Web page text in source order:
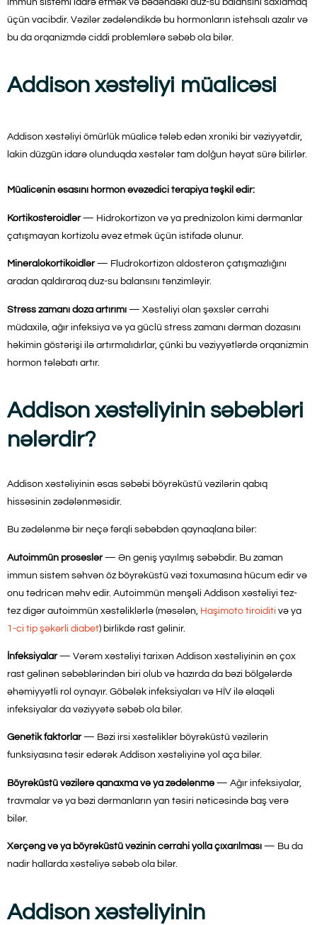
immun sistemi idarə etmək və bədəndəki duz-su balansını saxlamaq
üçün vacibdir. Vəzilər zədələndikdə bu hormonların istehsalı azalır və
bu da orqanizmdə ciddi problemlərə səbəb ola bilər.
Addison xəstəliyi müalicəsi
Addison xəstəliyi ömürlük müalicə tələb edən xroniki bir vəziyyətdir,
lakin düzgün idarə olunduqda xəstələr tam dolğun həyat sürə bilirlər.
Müalicənin əsasını hormon əvəzedici terapiya təşkil edir:
Kortikosteroidlər— Hidrokortizon və ya prednizolon kimi dərmanlar
çatışmayan kortizolu əvəz etmək üçün istifadə olunur.
Mineralokortikoidlər— Fludrokortizon aldosteron çatışmazlığını
aradan qaldıraraq duz-su balansını tənzimləyir.
Stress zamanı doza artırımı — Xəstəliyi olan şəxslər cərrahi
müdaxilə, ağır infeksiya və ya güclü stress zamanı dərman dozasını
həkimin göstərişi ilə artırmalıdırlar, çünki bu vəziyyətlərdə orqanizmin
hormon tələbatı artır.
Addison xəstəliyinin səbəbləri
nələrdir?
Addison xəstəliyinin əsas səbəbi böyrəküstü vəzilərin qabıq
hissəsinin zədələnməsidir.
Bu zədələnmə bir neçə fərqli səbəbdən qaynaqlana bilər:
Autoimmün proseslər— Ən geniş yayılmış səbəbdir. Bu zaman
immun sistem səhvən öz böyrəküstü vəzi toxumasına hücum edir və
onu tədricən məhv edir. Autoimmün mənşəli Addison xəstəliyi tez-
tez digər autoimmün xəstəliklərlə (məsələn, Haşimoto tiroiditi və ya
1-ci tip şəkərli diabet) birlikdə rast gəlinir.
İnfeksiyalar— Vərəm xəstəliyi tarixən Addison xəstəliyinin ən çox
rast gəlinən səbəblərindən biri olub və hazırda da bəzi bölgələrdə
əhəmiyyətli rol oynayır. Göbələk infeksiyaları və HİV ilə əlaqəli
infeksiyalar da vəziyyətə səbəb ola bilər.
Genetik faktorlar— Bəzi irsi xəstəliklər böyrəküstü vəzilərin
funksiyasına təsir edərək Addison xəstəliyinə yol aça bilər.
Böyrəküstü vəzilərə qanaxma və ya zədələnmə — Ağır infeksiyalar,
travmalar və ya bəzi dərmanların yan təsiri nəticəsində baş verə
bilər.
Xərçəng və ya böyrəküstü vəzinin cərrahi yolla çıxarılması — Bu da
nadir hallarda xəstəliyə səbəb ola bilər.
Addison xəstəliyinin